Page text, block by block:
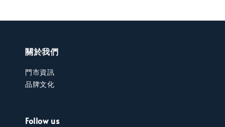
關於我們
門市資訊
品牌文化
Follow us